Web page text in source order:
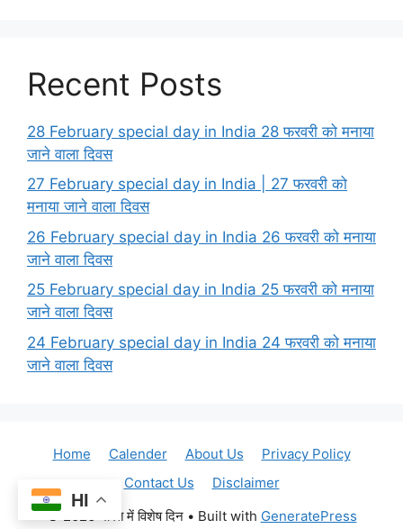
Recent Posts
28 February special day in India 28 फरवरी को मनाया
जाने वाला दिवस
27 February special day in India | 27 फरवरी को
मनाया जाने वाला दिवस
26 February special day in India 26 फरवरी को मनाया
जाने वाला दिवस
25 February special day in India 25 फरवरी को मनाया
जाने वाला दिवस
24 February special day in India 24 फरवरी को मनाया
जाने वाला दिवस
Home Calender About Us
Privacy Policy
Contact Us
Disclaimer
© 2026 भारत में विशेष दिन• Built with GeneratePress
HI